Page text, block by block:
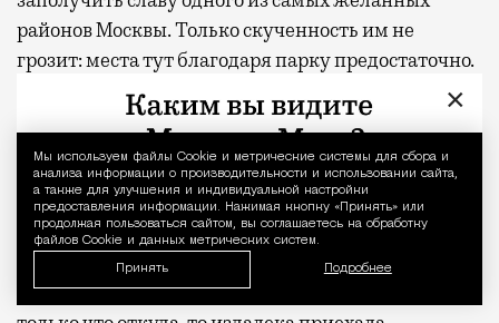
Уведомление
Мы используем файлы Сookie и метрические системы для сбора и
анализа информации о производительности и использовании сайта,
а также для улучшения и индивидуальной настройки
предоставления информации. Нажимая кнопку «Принять» или
продолжая пользоваться сайтом, вы соглашаетесь на обработку
файлов Cookie и данных метрических систем.
Принять Подробнее
районов Москвы. Только скученность им не
грозит: места тут благодаря парку предостаточно.
Получилось ли у меня на день выключить голову и
когда лежишь в шезлонге с закрытыми глазами, а
сосны шумят где-то наверху, разница между
отпуском и обычным вторником действительно
стирается. Домой я вернулась пешком, а не через
аэропорт, но ощущение осталось то же — будто
×